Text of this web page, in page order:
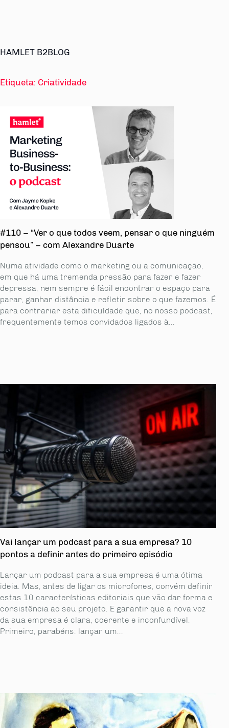
HAMLET B2BLOG
Etiqueta: Criatividade
#110 – “Ver o que todos veem, pensar o que ninguém
pensou” – com Alexandre Duarte
Numa atividade como o marketing ou a comunicação,
em que há uma tremenda pressão para fazer e fazer
depressa, nem sempre é fácil encontrar o espaço para
parar, ganhar distância e refletir sobre o que fazemos. É
para contrariar esta dificuldade que, no nosso podcast,
frequentemente temos convidados ligados à...
Vai lançar um podcast para a sua empresa? 10
pontos a definir antes do primeiro episódio
Lançar um podcast para a sua empresa é uma ótima
ideia. Mas, antes de ligar os microfones, convém definir
estas 10 características editoriais que vão dar forma e
consistência ao seu projeto. E garantir que a nova voz
da sua empresa é clara, coerente e inconfundível.
Primeiro, parabéns: lançar um...